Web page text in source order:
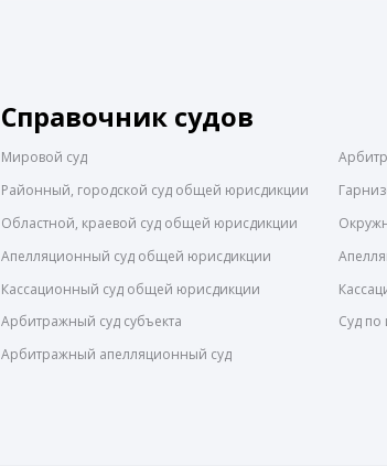
Справочник судов
Мировой суд
Районный, городской суд общей юрисдикции
Областной, краевой суд общей юрисдикции
Апелляционный суд общей юрисдикции
Кассационный суд общей юрисдикции
Арбитражный суд субъекта
Арбитражный апелляционный суд
Суд по